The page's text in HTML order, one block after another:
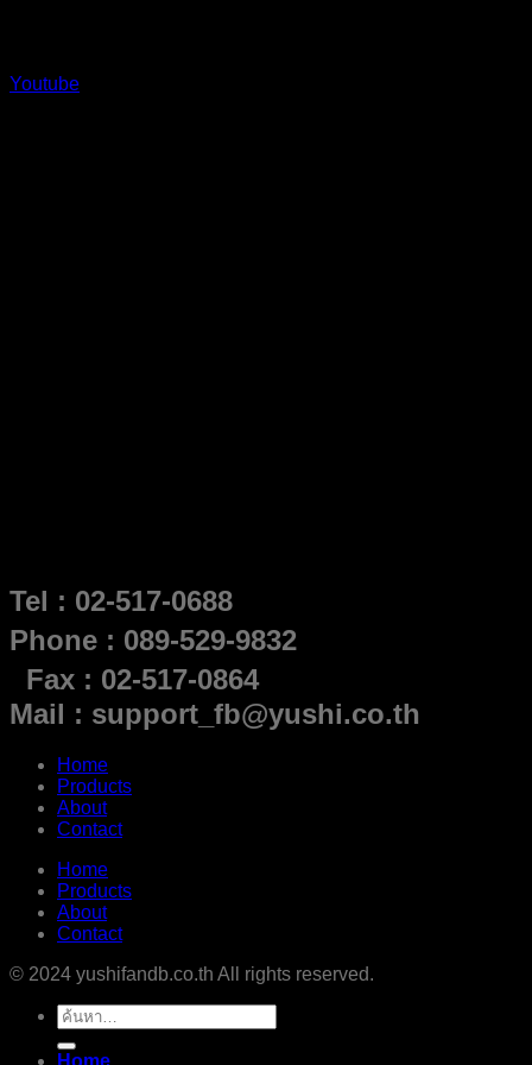
Youtube
Tel : 02-517-0688
Phone : 089-529-9832
Fax : 02-517-0864
Mail : support_fb@yushi.co.th
Home
Products
About
Contact
Home
Products
About
Contact
© 2024 yushifandb.co.th All rights reserved.
ค้นหา:
Home